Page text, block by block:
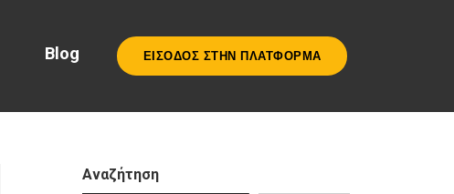
Blog ΕΙΣΟΔΟΣ ΣΤΗΝ ΠΛΑΤΦΟΡΜΑ
Αναζήτηση